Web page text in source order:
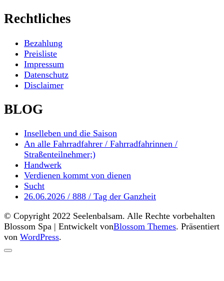
Rechtliches
Bezahlung
Preisliste
Impressum
Datenschutz
Disclaimer
BLOG
Inselleben und die Saison
An alle Fahrradfahrer / Fahrradfahrinnen /
Straßenteilnehmer;)
Handwerk
Verdienen kommt von dienen
Sucht
26.06.2026 / 888 / Tag der Ganzheit
© Copyright 2022 Seelenbalsam. Alle Rechte vorbehalten
Blossom Spa | Entwickelt vonBlossom Themes. Präsentiert
von WordPress.